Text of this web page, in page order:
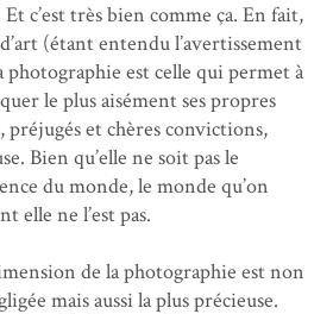
c’est très bien comme ça. En fait,
(étant entendu l’avertissement
photographie est celle qui permet à
le plus aisément ses propres
préjugés et chères convictions,
Bien qu’elle ne soit pas le
du monde, le monde qu’on
elle ne l’est pas.
de la photographie est non
mais aussi la plus précieuse.